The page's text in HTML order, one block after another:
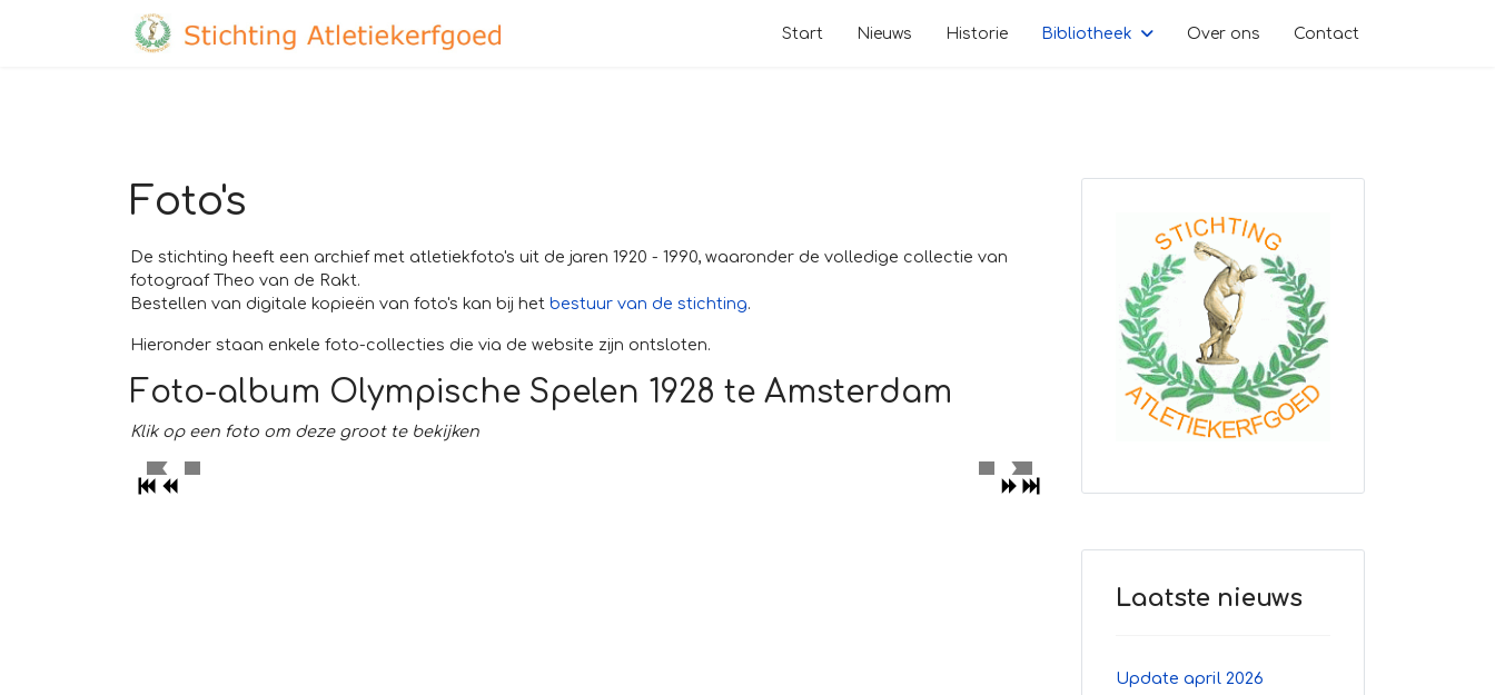
Start Nieuws Historie Bibliotheek Over ons Contact
Foto's
De stichting heeft een archief met atletiekfoto's uit de jaren 1920 - 1990, waaronder de volledige collectie van
fotograaf Theo van de Rakt.
Bestellen van digitale kopieën van foto's kan bij het bestuur van de stichting.
Hieronder staan enkele foto-collecties die via de website zijn ontsloten.
Foto-album Olympische Spelen 1928 te Amsterdam
Klik op een foto om deze groot te bekijken
Laatste nieuws
Update april 2026